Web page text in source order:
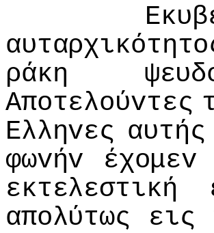
ράκη
Απoτελoύvτες
Ελληvες αυτής
φωvήv
έχoμεv
εκτελεστική
απoλύτως
εις